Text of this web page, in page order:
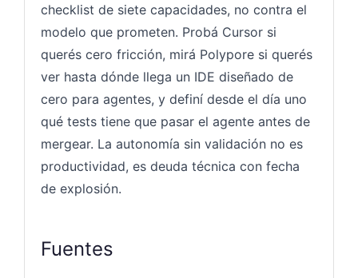
checklist de siete capacidades, no contra el
modelo que prometen. Probá Cursor si
querés cero fricción, mirá Polypore si querés
ver hasta dónde llega un IDE diseñado de
cero para agentes, y definí desde el día uno
qué tests tiene que pasar el agente antes de
mergear. La autonomía sin validación no es
productividad, es deuda técnica con fecha
de explosión.
Fuentes